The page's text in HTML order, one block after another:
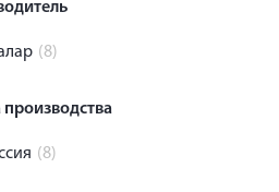
(8)
производства
(8)